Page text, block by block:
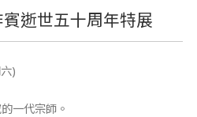
逝世五十周年特展
)
一代宗師。